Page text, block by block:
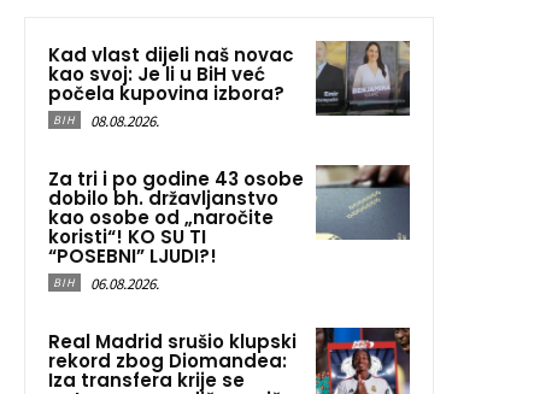
Kad vlast dijeli naš novac
kao svoj: Je li u BiH već
počela kupovina izbora?
BIH 08.08.2026.
Za tri i po godine 43 osobe
dobilo bh. državljanstvo
kao osobe od „naročite
koristi“! KO SU TI
“POSEBNI” LJUDI?!
BIH 06.08.2026.
Real Madrid srušio klupski
rekord zbog Diomandea:
Iza transfera krije se